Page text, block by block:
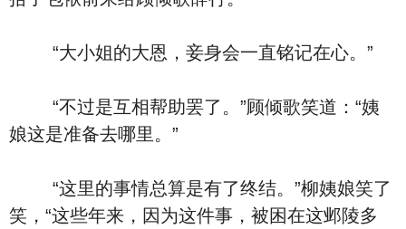
“大小姐的大恩，妾身会一直铭记在心。”
“不过是互相帮助罢了。”顾倾歌笑道：“姨
娘这是准备去哪里。”
“这里的事情总算是有了终结。”柳姨娘笑了
笑，“这些年来，因为这件事，被困在这邺陵多